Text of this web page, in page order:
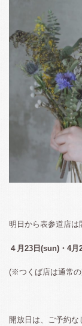
明日から表参道店は
４月23日(sun)・4
(※つくば店は通常
開放日は、ご予約な